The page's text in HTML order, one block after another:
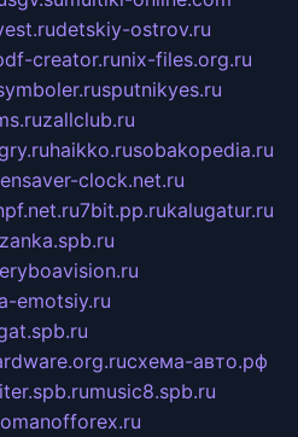
detskiy-ostrov.ru
creator.runix-files.org.ru
sputnikyes.ru
zallclub.ru
haikko.rusobakopedia.ru
clock.net.ru
7bit.pp.rukalugatur.ru
emotsiy.ru
схема-авто.рф
music8.spb.ru